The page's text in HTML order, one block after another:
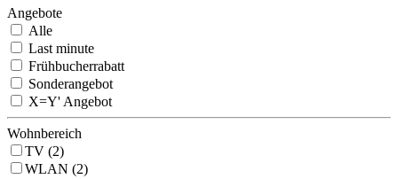
Angebote
Alle
Last minute
Frühbucherrabatt
Sonderangebot
X=Y' Angebot
Wohnbereich
TV (2)
WLAN (2)